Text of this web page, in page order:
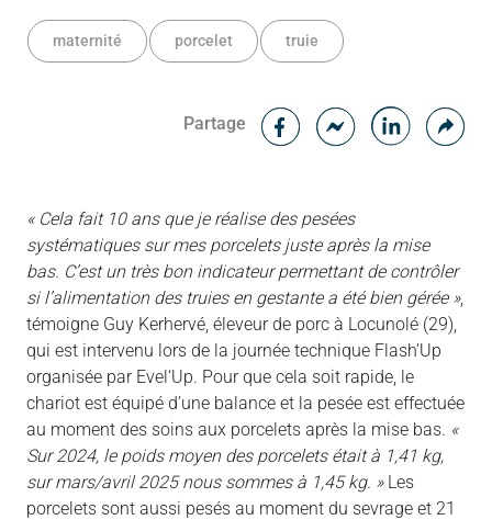
maternité porcelet truie
Partage
Facebook
« Cela fait 10 ans que je réalise des pesées
systématiques sur mes porcelets juste après la mise
bas. C’est un très bon indicateur permettant de contrôler
si l’alimentation des truies en gestante a été bien gérée »,
témoigne Guy Kerhervé, éleveur de porc à Locunolé (29),
qui est intervenu lors de la journée technique Flash’Up
organisée par Evel‘Up. Pour que cela soit rapide, le
chariot est équipé d’une balance et la pesée est effectuée
au moment des soins aux porcelets après la mise bas. «
Sur 2024, le poids moyen des porcelets était à 1,41 kg,
sur mars/avril 2025 nous sommes à 1,45 kg. »Les
porcelets sont aussi pesés au moment du sevrage et 21